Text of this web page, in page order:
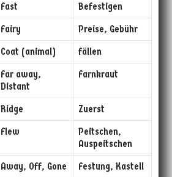
Fast
Befestigen
Fairy
Preise, Gebühr
Coat (animal)
fällen
Far away,
Distant
Farnkraut
Ridge
Zuerst
Flew
Peitschen,
Auspeitschen
Away, Off, Gone
Festung, Kastell